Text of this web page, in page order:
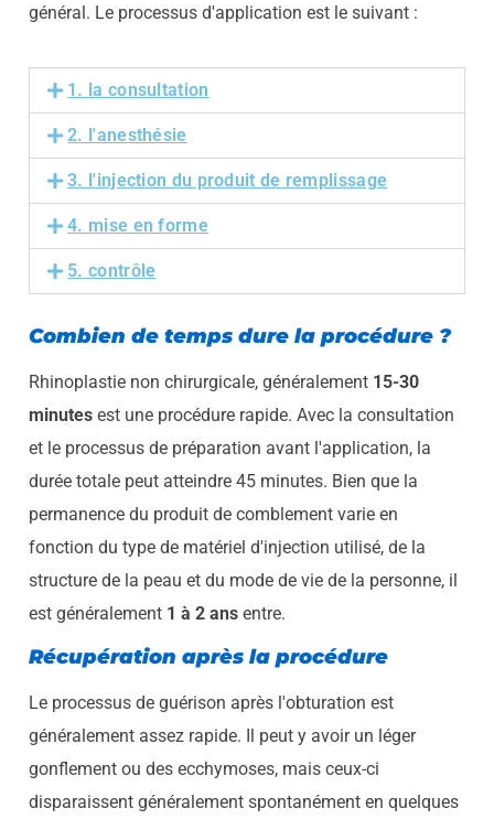
général. Le processus d'application est le suivant :
1. la consultation
2. l'anesthésie
3. l'injection du produit de remplissage
4. mise en forme
5. contrôle
Combien de temps dure la procédure ?
Rhinoplastie non chirurgicale, généralement 15-30
minutes est une procédure rapide. Avec la consultation
et le processus de préparation avant l'application, la
durée totale peut atteindre 45 minutes. Bien que la
permanence du produit de comblement varie en
fonction du type de matériel d'injection utilisé, de la
structure de la peau et du mode de vie de la personne, il
est généralement 1 à 2 ans entre.
Récupération après la procédure
Le processus de guérison après l'obturation est
généralement assez rapide. Il peut y avoir un léger
gonflement ou des ecchymoses, mais ceux-ci
disparaissent généralement spontanément en quelques